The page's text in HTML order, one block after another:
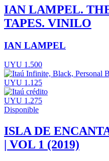
IAN LAMPEL.
TAPES. VINILO
IAN LAMPEL
UYU 1.500
UYU 1.125
UYU 1.275
Disponible
ISLA DE
| VOL 1 (2019)